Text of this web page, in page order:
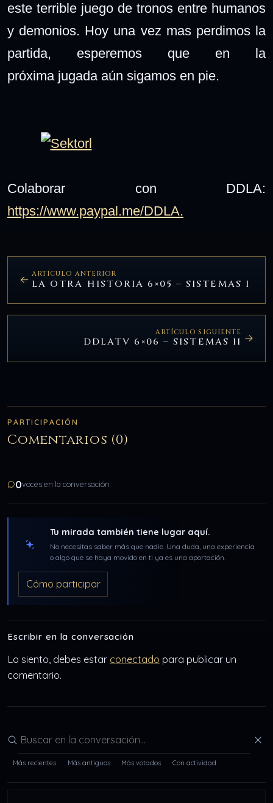
este terrible juego de tronos entre humanos
y demonios. Hoy una vez mas perdimos la
partida, esperemos que en la
próxima jugada aún sigamos en pie.
Colaborar con DDLA:
https://www.paypal.me/DDLA.
ARTÍCULO ANTERIOR
LA OTRA HISTORIA 6×05 – SISTEMAS I
ARTÍCULO SIGUIENTE
DDLATV 6×06 – SISTEMAS II
PARTICIPACIÓN
Comentarios (0)
0voces en la conversación
Tu mirada también tiene lugar aquí.
No necesitas saber más que nadie. Una duda, una experiencia
o algo que se haya movido en ti ya es una aportación.
Cómo participar
Escribir en la conversación
Lo siento, debes estar conectado para publicar un
comentario.
Buscar en la conversación
Más recientes Más antiguos Más votados Con actividad